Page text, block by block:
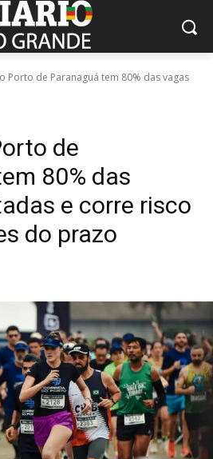
Porto de Paranaguá tem 80% das vagas
de
80% das
e corre risco
do prazo